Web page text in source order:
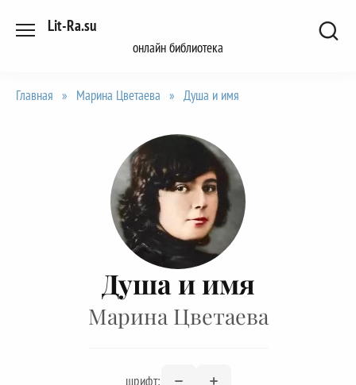
Lit-Ra.su
онлайн библиотека
Главная » Марина Цветаева » Душа и имя
Душа и имя
Марина Цветаева
шрифт: